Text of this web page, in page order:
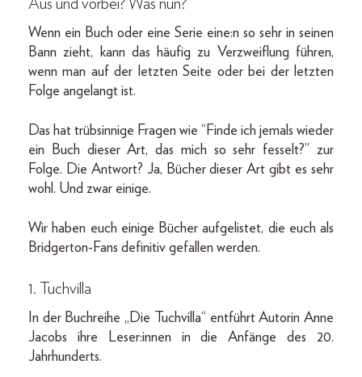
Aus und vorbei? Was nun?
Wenn ein Buch oder eine Serie eine:n so sehr in seinen
Bann zieht, kann das häufig zu Verzweiflung führen,
wenn man auf der letzten Seite oder bei der letzten
Folge angelangt ist.
Das hat trübsinnige Fragen wie “Finde ich jemals wieder
ein Buch dieser Art, das mich so sehr fesselt?” zur
Folge. Die Antwort? Ja, Bücher dieser Art gibt es sehr
wohl. Und zwar einige.
Wir haben euch einige Bücher aufgelistet, die euch als
Bridgerton-Fans definitiv gefallen werden.
1. Tuchvilla
In der Buchreihe „Die Tuchvilla“ entführt Autorin Anne
Jacobs ihre Leser:innen in die Anfänge des 20.
Jahrhunderts.